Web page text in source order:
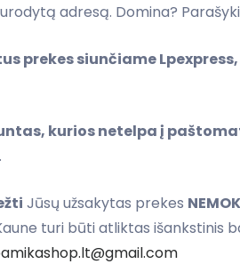
adresą. Domina?
prekes siunčiame
kurios netelpa į
Jūsų užsakytas prekes
turi būti atliktas išankstinis